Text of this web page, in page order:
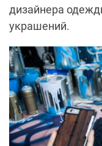
дизайнера
украшений.